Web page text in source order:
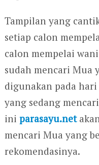
Tampilan yang
setiap calon
calon mempelai
sudah mencari Mua
digunakan pada
yang sedang
ini parasayu.net
mencari Mua yang
rekomendasinya.